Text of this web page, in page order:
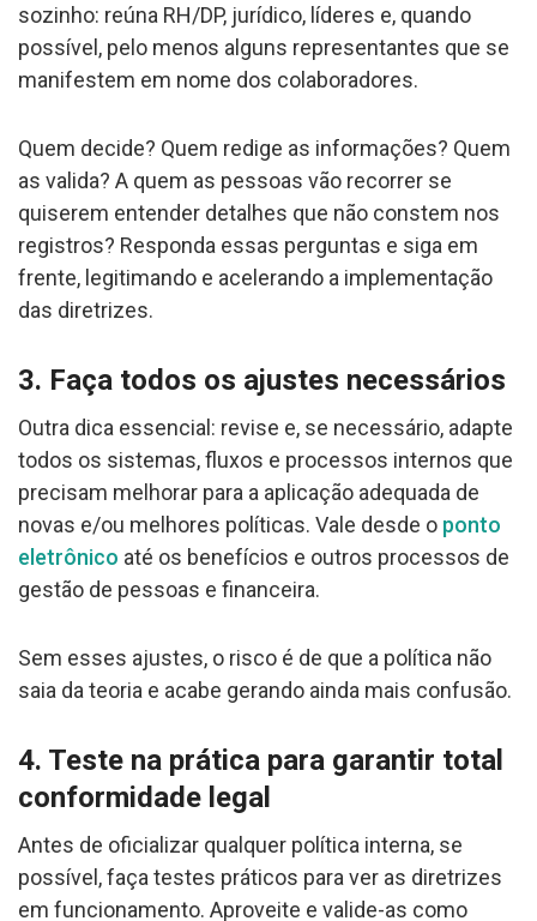
sozinho: reúna RH/DP, jurídico, líderes e, quando
possível, pelo menos alguns representantes que se
manifestem em nome dos colaboradores.
Quem decide? Quem redige as informações? Quem
as valida? A quem as pessoas vão recorrer se
quiserem entender detalhes que não constem nos
registros? Responda essas perguntas e siga em
frente, legitimando e acelerando a implementação
das diretrizes.
3. Faça todos os ajustes necessários
Outra dica essencial: revise e, se necessário, adapte
todos os sistemas, fluxos e processos internos que
precisam melhorar para a aplicação adequada de
novas e/ou melhores políticas. Vale desde o ponto
eletrônico até os benefícios e outros processos de
gestão de pessoas e financeira.
Sem esses ajustes, o risco é de que a política não
saia da teoria e acabe gerando ainda mais confusão.
4. Teste na prática para garantir total
conformidade legal
Antes de oficializar qualquer política interna, se
possível, faça testes práticos para ver as diretrizes
em funcionamento. Aproveite e valide-as como